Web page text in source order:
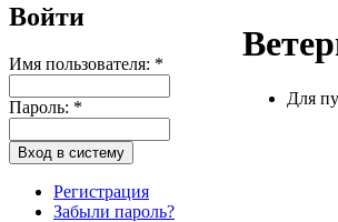
Войти
Имя пользователя: *
Пароль: *
Регистрация
Забыли пароль?
Для